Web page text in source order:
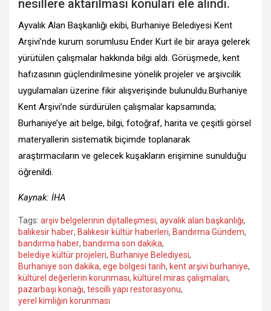
nesillere aktarılması konuları ele alındı.
Ayvalık Alan Başkanlığı ekibi, Burhaniye Belediyesi Kent
Arşivi’nde kurum sorumlusu Ender Kurt ile bir araya gelerek
yürütülen çalışmalar hakkında bilgi aldı. Görüşmede, kent
hafızasının güçlendirilmesine yönelik projeler ve arşivcilik
uygulamaları üzerine fikir alışverişinde bulunuldu.Burhaniye
Kent Arşivi’nde sürdürülen çalışmalar kapsamında;
Burhaniye’ye ait belge, bilgi, fotoğraf, harita ve çeşitli görsel
materyallerin sistematik biçimde toplanarak
araştırmacıların ve gelecek kuşakların erişimine sunulduğu
öğrenildi.
Kaynak: İHA
Tags: arşiv belgelerinin dijitalleşmesi, ayvalık alan başkanlığı,
balıkesir haber, Balıkesir kültür haberleri, Bandırma Gündem,
bandırma haber, bandırma son dakika,
belediye kültür projeleri, Burhaniye Belediyesi,
Burhaniye son dakika, ege bölgesi tarih, kent arşivi burhaniye,
kültürel değerlerin korunması, kültürel miras çalışmaları,
pazarbaşı konağı, tescilli yapı restorasyonu,
yerel kimliğin korunması